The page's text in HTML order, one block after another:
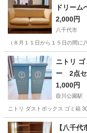
ドリーム
カバー付き
2,000円
八千代市
（８月１１日から１５日の間
千葉 八千代市 ソファ
ニトリ
ー 2点セ
1,000円
葭川公園駅
ニトリ ダストボックス ゴミ箱
千葉 千葉市 葭川公園駅
【八千